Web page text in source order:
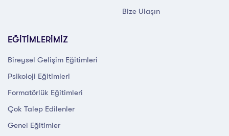
Bize Ulaşın
EĞİTİMLERİMİZ
Bireysel Gelişim Eğitimleri
Psikoloji Eğitimleri
Formatörlük Eğitimleri
Çok Talep Edilenler
Genel Eğitimler